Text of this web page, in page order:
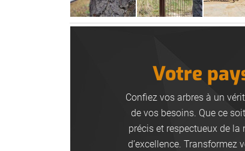
Votre
Confiez vos arbres à un
de vos besoins. Que ce
précis et respectueux de
d’excellence. Transformez